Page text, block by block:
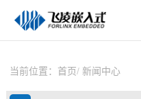
当前位置： 首页 新闻中心